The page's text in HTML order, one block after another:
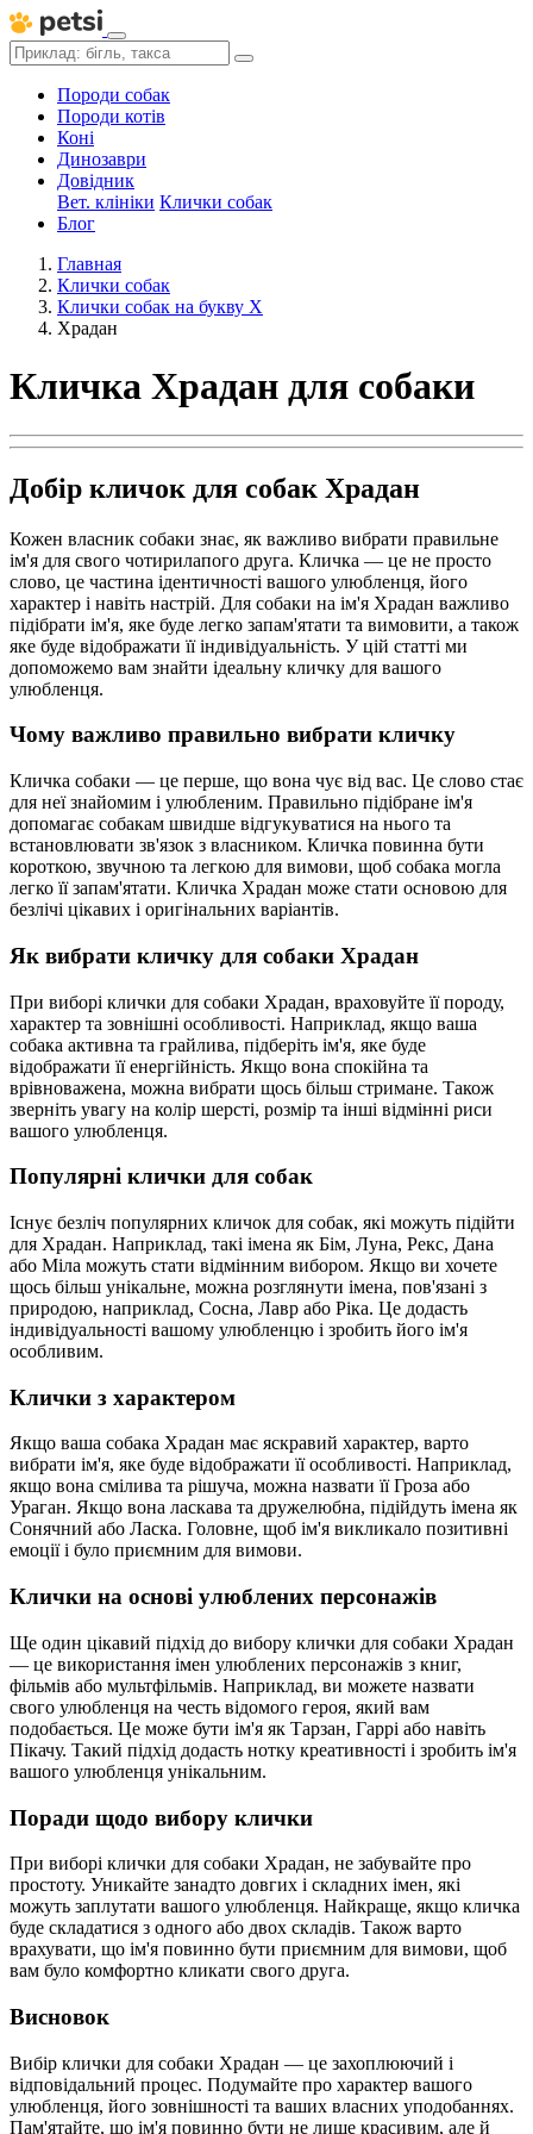
Породи собак
Породи котів
Коні
Динозаври
Довідник
Вет. клініки Клички собак
Блог
Главная
Клички собак
Клички собак на букву Х
Храдан
Кличка Храдан для собаки
Добір кличок для собак Храдан
Кожен власник собаки знає, як важливо вибрати правильне
ім'я для свого чотирилапого друга. Кличка — це не просто
слово, це частина ідентичності вашого улюбленця, його
характер і навіть настрій. Для собаки на ім'я Храдан важливо
підібрати ім'я, яке буде легко запам'ятати та вимовити, а також
яке буде відображати її індивідуальність. У цій статті ми
допоможемо вам знайти ідеальну кличку для вашого
улюбленця.
Чому важливо правильно вибрати кличку
Кличка собаки — це перше, що вона чує від вас. Це слово стає
для неї знайомим і улюбленим. Правильно підібране ім'я
допомагає собакам швидше відгукуватися на нього та
встановлювати зв'язок з власником. Кличка повинна бути
короткою, звучною та легкою для вимови, щоб собака могла
легко її запам'ятати. Кличка Храдан може стати основою для
безлічі цікавих і оригінальних варіантів.
Як вибрати кличку для собаки Храдан
При виборі клички для собаки Храдан, враховуйте її породу,
характер та зовнішні особливості. Наприклад, якщо ваша
собака активна та грайлива, підберіть ім'я, яке буде
відображати її енергійність. Якщо вона спокійна та
врівноважена, можна вибрати щось більш стримане. Також
зверніть увагу на колір шерсті, розмір та інші відмінні риси
вашого улюбленця.
Популярні клички для собак
Існує безліч популярних кличок для собак, які можуть підійти
для Храдан. Наприклад, такі імена як Бім, Луна, Рекс, Дана
або Міла можуть стати відмінним вибором. Якщо ви хочете
щось більш унікальне, можна розглянути імена, пов'язані з
природою, наприклад, Сосна, Лавр або Ріка. Це додасть
індивідуальності вашому улюбленцю і зробить його ім'я
особливим.
Клички з характером
Якщо ваша собака Храдан має яскравий характер, варто
вибрати ім'я, яке буде відображати її особливості. Наприклад,
якщо вона смілива та рішуча, можна назвати її Гроза або
Ураган. Якщо вона ласкава та дружелюбна, підійдуть імена як
Сонячний або Ласка. Головне, щоб ім'я викликало позитивні
емоції і було приємним для вимови.
Клички на основі улюблених персонажів
Ще один цікавий підхід до вибору клички для собаки Храдан
— це використання імен улюблених персонажів з книг,
фільмів або мультфільмів. Наприклад, ви можете назвати
свого улюбленця на честь відомого героя, який вам
подобається. Це може бути ім'я як Тарзан, Гаррі або навіть
Пікачу. Такий підхід додасть нотку креативності і зробить ім'я
вашого улюбленця унікальним.
Поради щодо вибору клички
При виборі клички для собаки Храдан, не забувайте про
простоту. Уникайте занадто довгих і складних імен, які
можуть заплутати вашого улюбленця. Найкраще, якщо кличка
буде складатися з одного або двох складів. Також варто
врахувати, що ім'я повинно бути приємним для вимови, щоб
вам було комфортно кликати свого друга.
Висновок
Вибір клички для собаки Храдан — це захоплюючий і
відповідальний процес. Подумайте про характер вашого
улюбленця, його зовнішності та ваших власних уподобаннях.
Пам'ятайте, що ім'я повинно бути не лише красивим, але й